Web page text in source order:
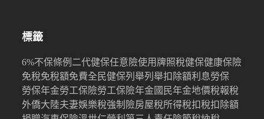
標籤
6%不保條例 二代健保任意險使用牌照稅健保健康保險
免稅免稅額免費全民健保列舉列舉扣除額利息勞保
勞保年金勞工保險勞工保險年金國民年金地價稅報稅
外僑大陸夫妻娛樂稅強制險房屋稅所得稅扣稅扣除額